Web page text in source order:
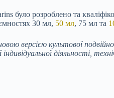
було розроблено та
30 мл, 50 мл, 75 мл та
версією культової
діяльності,